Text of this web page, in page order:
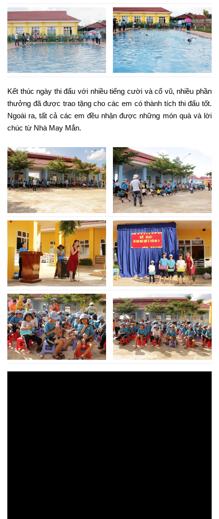
Kết thúc ngày thi đấu với nhiều tiếng cười và cổ vũ, nhiều phần
thưởng đã được trao tặng cho các em có thành tích thi đấu tốt.
Ngoài ra, tất cả các em đều nhận được những món quà và lời
chúc từ Nhà May Mắn.